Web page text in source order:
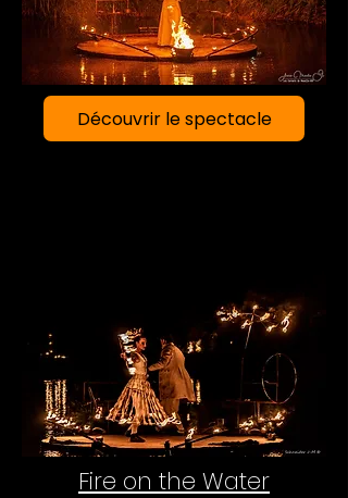
Découvrir le spectacle
Fire on the Water